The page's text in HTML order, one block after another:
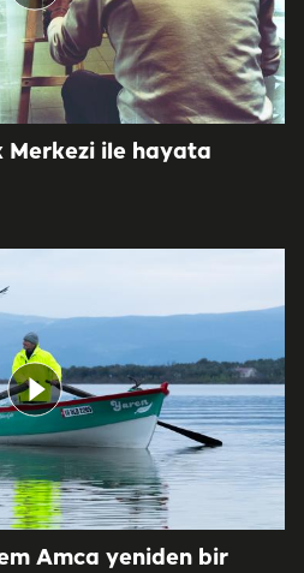
Merkezi ile hayata
Amca yeniden bir